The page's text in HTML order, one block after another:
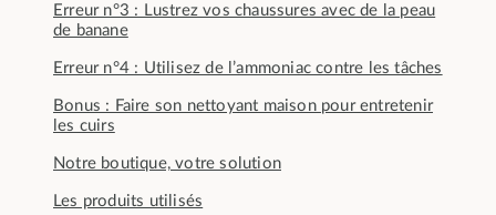
Erreur n°3 : Lustrez vos chaussures avec de la peau
de banane
Erreur n°4 : Utilisez de l’ammoniac contre les tâches
Bonus : Faire son nettoyant maison pour entretenir
les cuirs
Notre boutique, votre solution
Les produits utilisés